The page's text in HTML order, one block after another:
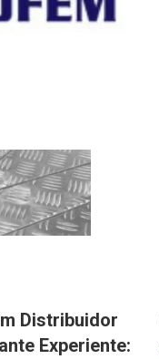
Distribuidor
Experiente: